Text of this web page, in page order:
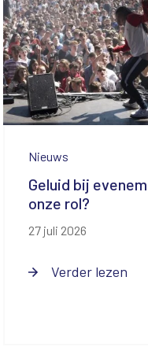
Nieuws
Geluid bij
onze rol?
27 juli 2026
Verder lezen